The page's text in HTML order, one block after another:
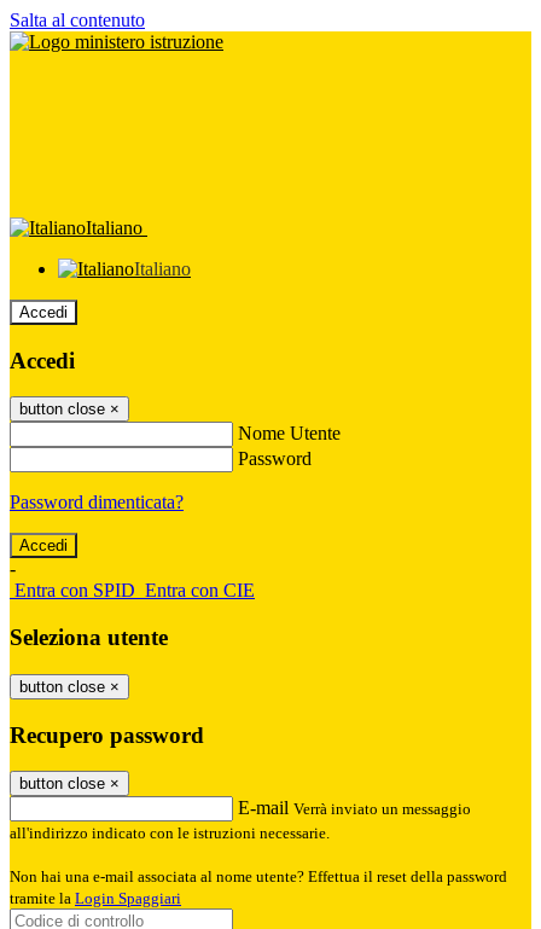
Salta al contenuto
Italiano
Italiano
Accedi
Accedi
button close ×
Nome Utente
Password
Password dimenticata?
-
Entra con SPID Entra con CIE
Seleziona utente
button close ×
Recupero password
button close ×
E-mail Verrà inviato un messaggio
all'indirizzo indicato con le istruzioni necessarie.
Non hai una e-mail associata al nome utente? Effettua il reset della password
tramite la Login Spaggiari